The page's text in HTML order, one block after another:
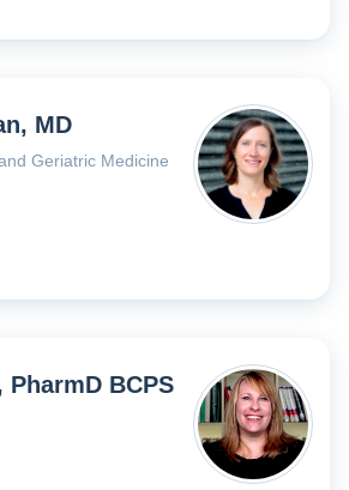
MD
Geriatric Medicine
BCPS